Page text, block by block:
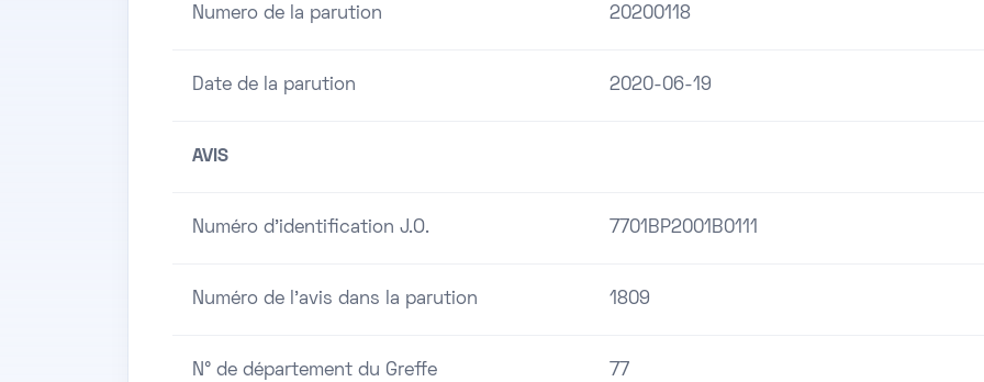
Numero de la parution 20200118
Date de la parution 2020-06-19
AVIS
Numéro d'identification J.O. 7701BP2001B0111
Numéro de l'avis dans la parution 1809
N° de département du Greffe 77